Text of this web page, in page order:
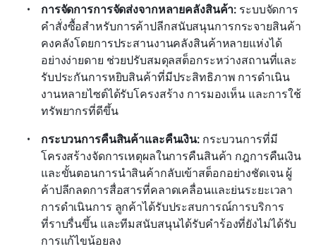
การจัดการการจัดส่งจากหลายคลังสินค้า: ระบบจัดการ
คำสั่งซื้อสำหรับการค้าปลีกสนับสนุนการกระจายสินค้า
คงคลังโดยการประสานงานคลังสินค้าหลายแห่งได้
อย่างง่ายดาย ช่วยปรับสมดุลสต็อกระหว่างสถานที่และ
รับประกันการหยิบสินค้าที่มีประสิทธิภาพ การดำเนิน
งานหลายไซต์ได้รับโครงสร้าง การมองเห็น และการใช้
ทรัพยากรที่ดีขึ้น
กระบวนการคืนสินค้าและคืนเงิน: กระบวนการที่มี
โครงสร้างจัดการเหตุผลในการคืนสินค้า กฎการคืนเงิน
และขั้นตอนการนำสินค้ากลับเข้าสต็อกอย่างชัดเจน ผู้
ค้าปลีกลดการสื่อสารที่คลาดเคลื่อนและย่นระยะเวลา
การดำเนินการ ลูกค้าได้รับประสบการณ์การบริการ
ที่ราบรื่นขึ้น และทีมสนับสนุนได้รับคำร้องที่ยังไม่ได้รับ
การแก้ไขน้อยลง